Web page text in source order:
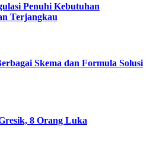
Penuhi Kebutuhan
Terjangkau
Skema dan Formula Solusi
8 Orang Luka